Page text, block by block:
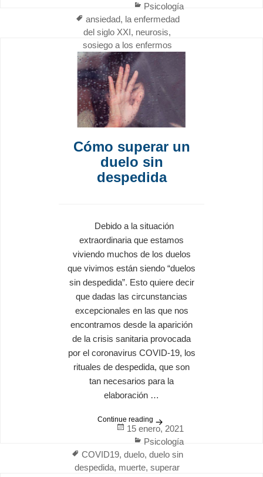
on
Categories
Psicología
Tags
ansiedad, la enfermedad
del siglo XXI, neurosis,
sosiego a los enfermos
Cómo superar un
duelo sin
despedida
Debido a la situación
extraordinaria que estamos
viviendo muchos de los duelos
que vivimos están siendo “duelos
sin despedida”. Esto quiere decir
que dadas las circunstancias
excepcionales en las que nos
encontramos desde la aparición
de la crisis sanitaria provocada
por el coronavirus COVID-19, los
rituales de despedida, que son
tan necesarios para la
elaboración …
Continue reading Cómo superar un duelo sin
Posted
on
15 enero, 2021
Categories
Psicología
Tags
COVID19, duelo, duelo sin
despedida, muerte, superar